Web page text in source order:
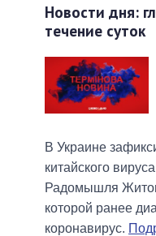
Новости дня:
течение суток
В Украине
китайского
Радомышля
которой ранее
коронавирус.